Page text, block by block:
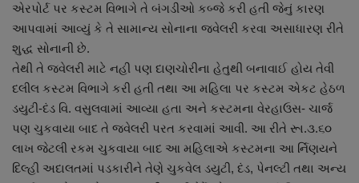
નાણાંકીય સમાચાર
સ્થાનિક સમાચાર
સ્પોર્ટ્સ
રાશિફળ
ગુનાખોરી
એરપોર્ટ પર કસ્ટમ વિભાગે તે બંગડીઓ કબ્જે કરી હતી જેનું કારણ
આપવામાં આવ્યું કે તે સામાન્ય સોનાના જવેલરી કરવા અસાધારણ રીતે
શુદ્ધ સોનાની છે.
તેથી તે જવેલરી માટે નહી પણ દાણચોરીના હેતુથી બનાવાઈ હોય તેવી
દલીલ કસ્ટમ વિભાગે કરી હતી તથા આ મહિલા પર કસ્ટમ એકટ હેઠળ
ડયુટી-દંડ વિ. વસુલવામાં આવ્યા હતા અને કસ્ટમના વેરહાઉસ- ચાર્જ
પણ ચુકવાયા બાદ તે જવેલરી પરત કરવામાં આવી. આ રીતે રૂા.૩.૬૦
લાખ જેટલી રકમ ચુકવાયા બાદ આ મહિલાએ કસ્ટમના આ ર્નિણયને
દિલ્હી અદાલતમાં પડકારીને તેણે ચુકવેલ ડયુટી, દંડ, પેનલ્ટી તથા અન્ય